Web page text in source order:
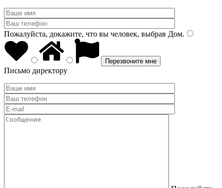
Пожалуйста, докажите, что вы человек, выбрав Дом.
Письмо директору